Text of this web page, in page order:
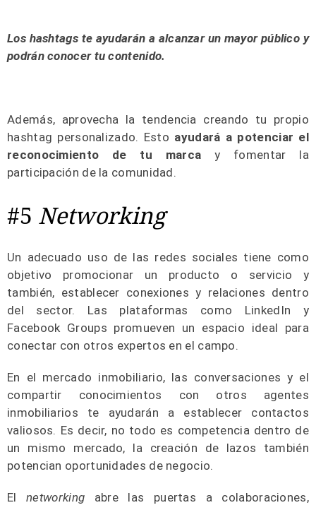
Los hashtags te ayudarán a alcanzar un mayor público y
podrán conocer tu contenido.
Además, aprovecha la tendencia creando tu propio
hashtag personalizado. Esto ayudará a potenciar el
reconocimiento de tu marcay fomentar la
participación de la comunidad.
#5 Networking
Un adecuado uso de las redes sociales tiene como
objetivo promocionar un producto o servicio y
también, establecer conexiones y relaciones dentro
del sector. Las plataformas como LinkedIn y
Facebook Groups promueven un espacio ideal para
conectar con otros expertos en el campo.
En el mercado inmobiliario, las conversaciones y el
compartir conocimientos con otros agentes
inmobiliarios te ayudarán a establecer contactos
valiosos. Es decir, no todo es competencia dentro de
un mismo mercado, la creación de lazos también
potencian oportunidades de negocio.
Elnetworking abre las puertas a colaboraciones,